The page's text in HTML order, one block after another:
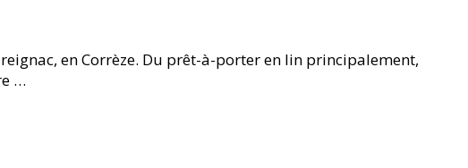
en Corrèze. Du prêt-à-porter en lin principalement,
…